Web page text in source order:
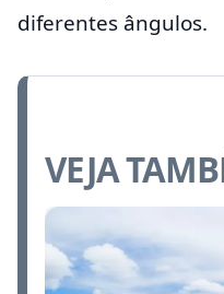
diferentes ângulos.
VEJA